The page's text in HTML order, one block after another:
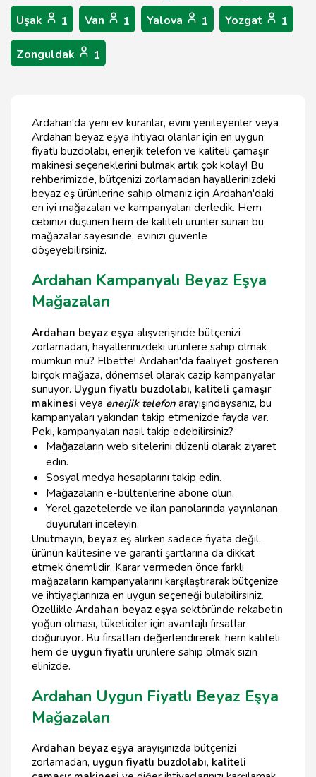
Uşak 1 Van 1 Yalova 1 Yozgat 1
Zonguldak 1
Ardahan'da yeni ev kuranlar, evini yenileyenler veya
Ardahan beyaz eşya ihtiyacı olanlar için en uygun
fiyatlı buzdolabı, enerjik telefon ve kaliteli çamaşır
makinesi seçeneklerini bulmak artık çok kolay! Bu
rehberimizde, bütçenizi zorlamadan hayallerinizdeki
beyaz eş ürünlerine sahip olmanız için Ardahan'daki
en iyi mağazaları ve kampanyaları derledik. Hem
cebinizi düşünen hem de kaliteli ürünler sunan bu
mağazalar sayesinde, evinizi güvenle
döşeyebilirsiniz.
Ardahan Kampanyalı Beyaz Eşya
Mağazaları
Ardahan beyaz eşya alışverişinde bütçenizi
zorlamadan, hayallerinizdeki ürünlere sahip olmak
mümkün mü? Elbette! Ardahan'da faaliyet gösteren
birçok mağaza, dönemsel olarak cazip kampanyalar
sunuyor. Uygun fiyatlı buzdolabı, kaliteli çamaşır
makinesi veya enerjik telefon arayışındaysanız, bu
kampanyaları yakından takip etmenizde fayda var.
Peki, kampanyaları nasıl takip edebilirsiniz?
Mağazaların web sitelerini düzenli olarak ziyaret
edin.
Sosyal medya hesaplarını takip edin.
Mağazaların e-bültenlerine abone olun.
Yerel gazetelerde ve ilan panolarında yayınlanan
duyuruları inceleyin.
Unutmayın, beyaz eş alırken sadece fiyata değil,
ürünün kalitesine ve garanti şartlarına da dikkat
etmek önemlidir. Karar vermeden önce farklı
mağazaların kampanyalarını karşılaştırarak bütçenize
ve ihtiyaçlarınıza en uygun seçeneği bulabilirsiniz.
Özellikle Ardahan beyaz eşya sektöründe rekabetin
yoğun olması, tüketiciler için avantajlı fırsatlar
doğuruyor. Bu fırsatları değerlendirerek, hem kaliteli
hem de uygun fiyatlı ürünlere sahip olmak sizin
elinizde.
Ardahan Uygun Fiyatlı Beyaz Eşya
Mağazaları
Ardahan beyaz eşya arayışınızda bütçenizi
zorlamadan, uygun fiyatlı buzdolabı, kaliteli